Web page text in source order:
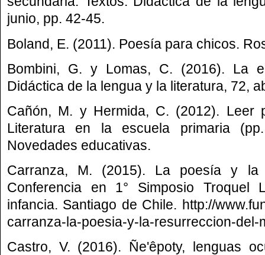
junio, pp. 42-45.
Boland, E. (2011). Poesía para chicos.
Bombini, G. y Lomas, C. (2016). La
Didáctica de la lengua y la literatura, 72,
Cañón, M. y Hermida, C. (2012). Leer
Literatura en la escuela primaria
Novedades educativas.
Carranza, M. (2015). La poesía y la
Conferencia en 1° Simposio
infancia. Santiago de Chile. http://
carranza-la-poesia-y-la-resurreccion-del-
Castro, V. (2016). Ñe'êpoty, lenguas